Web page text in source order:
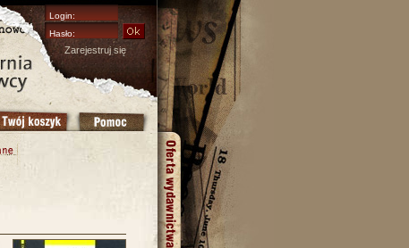
Zarejestruj się